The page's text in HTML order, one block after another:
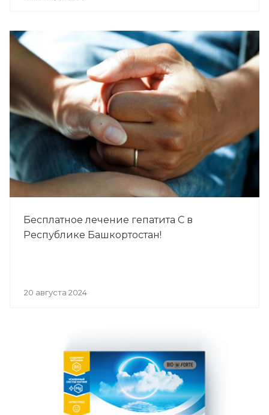
Бесплатное лечение гепатита С в
Республике Башкортостан!
20 августа 2024